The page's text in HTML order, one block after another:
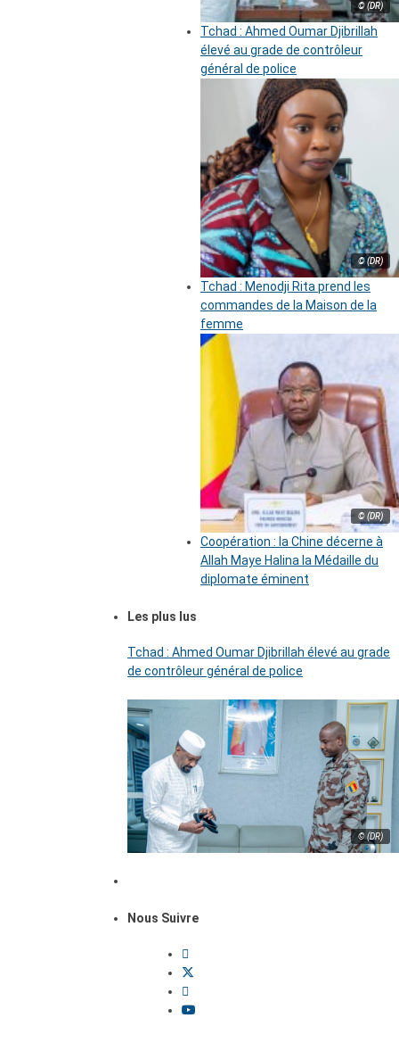
© (DR)
Tchad : Ahmed Oumar Djibrillah
élevé au grade de contrôleur
général de police
© (DR)
Tchad : Menodji Rita prend les
commandes de la Maison de la
femme
© (DR)
Coopération : la Chine décerne à
Allah Maye Halina la Médaille du
diplomate éminent
Les plus lus
Tchad : Ahmed Oumar Djibrillah élevé au grade
de contrôleur général de police
© (DR)
Nous Suivre